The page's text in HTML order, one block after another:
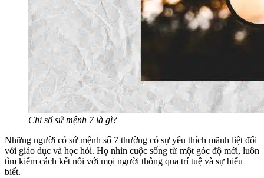
Chỉ số sứ mệnh 7 là gì?
Những người có sứ mệnh số 7 thường có sự yêu thích mãnh liệt đối
với giáo dục và học hỏi. Họ nhìn cuộc sống từ một góc độ mới, luôn
tìm kiếm cách kết nối với mọi người thông qua trí tuệ và sự hiểu
biết.